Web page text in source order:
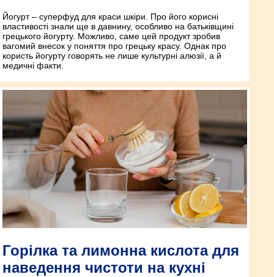
Йогурт – суперфуд для краси шкіри. Про його корисні
властивості знали ще в давнину, особливо на батьківщині
грецького йогурту. Можливо, саме цей продукт зробив
вагомий внесок у поняття про грецьку красу. Однак про
користь йогурту говорять не лише культурні алюзії, а й
медичні факти.
Горілка та лимонна кислота для
наведення чистоти на кухні